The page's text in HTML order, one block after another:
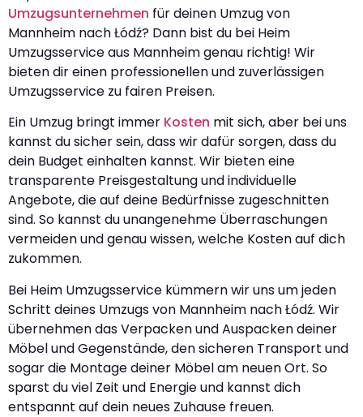
Umzugsunternehmen für deinen Umzug von
Mannheim nach Łódź? Dann bist du bei Heim
Umzugsservice aus Mannheim genau richtig! Wir
bieten dir einen professionellen und zuverlässigen
Umzugsservice zu fairen Preisen.
Ein Umzug bringt immer Kosten mit sich, aber bei uns
kannst du sicher sein, dass wir dafür sorgen, dass du
dein Budget einhalten kannst. Wir bieten eine
transparente Preisgestaltung und individuelle
Angebote, die auf deine Bedürfnisse zugeschnitten
sind. So kannst du unangenehme Überraschungen
vermeiden und genau wissen, welche Kosten auf dich
zukommen.
Bei Heim Umzugsservice kümmern wir uns um jeden
Schritt deines Umzugs von Mannheim nach Łódź. Wir
übernehmen das Verpacken und Auspacken deiner
Möbel und Gegenstände, den sicheren Transport und
sogar die Montage deiner Möbel am neuen Ort. So
sparst du viel Zeit und Energie und kannst dich
entspannt auf dein neues Zuhause freuen.